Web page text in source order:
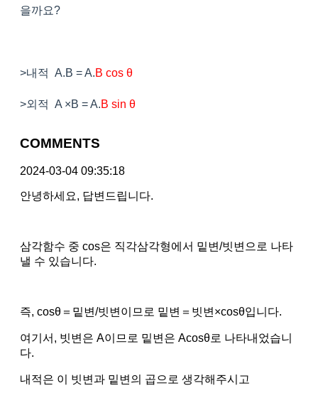
을까요?
>내적 A.B = A.B cos θ
>외적 A ×B = A.B sin θ
COMMENTS
2024-03-04 09:35:18
안녕하세요, 답변드립니다.
삼각함수 중 cos은 직각삼각형에서 밑변/빗변으로 나타
낼 수 있습니다.
즉, cosθ＝밑변/빗변이므로 밑변＝빗변×cosθ입니다.
여기서, 빗변은 A이므로 밑변은 Acosθ로 나타내었습니
다.
내적은 이 빗변과 밑변의 곱으로 생각해주시고